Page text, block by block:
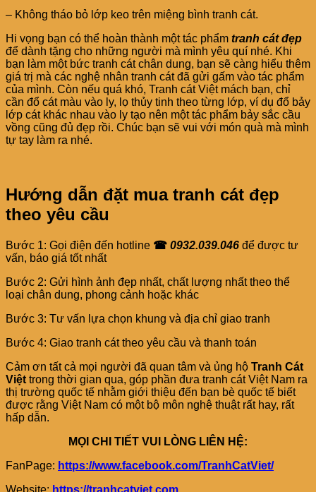
– Không tháo bỏ lớp keo trên miệng bình tranh cát.
Hi vọng bạn có thể hoàn thành một tác phẩm tranh cát đẹp
để dành tặng cho những người mà mình yêu quí nhé. Khi
bạn làm một bức tranh cát chân dung, bạn sẽ càng hiểu thêm
giá trị mà các nghệ nhân tranh cát đã gửi gấm vào tác phẩm
của mình. Còn nếu quá khó, Tranh cát Việt mách bạn, chỉ
cần đổ cát màu vào ly, lọ thủy tinh theo từng lớp, ví dụ đổ bảy
lớp cát khác nhau vào ly tạo nên một tác phẩm bảy sắc cầu
vồng cũng đủ đẹp rồi. Chúc bạn sẽ vui với món quà mà mình
tự tay làm ra nhé.
Hướng dẫn đặt mua tranh cát đẹp
theo yêu cầu
Bước 1: Gọi điện đến hotline ☎ 0932.039.046 để được tư
vấn, báo giá tốt nhất
Bước 2: Gửi hình ảnh đẹp nhất, chất lượng nhất theo thể
loại chân dung, phong cảnh hoặc khác
Bước 3: Tư vấn lựa chọn khung và địa chỉ giao tranh
Bước 4: Giao tranh cát theo yêu cầu và thanh toán
Cảm ơn tất cả mọi người đã quan tâm và ủng hộ Tranh Cát
Việt trong thời gian qua, góp phần đưa tranh cát Việt Nam ra
thị trường quốc tế nhằm giới thiệu đến bạn bè quốc tế biết
được rằng Việt Nam có một bộ môn nghệ thuật rất hay, rất
hấp dẫn.
MỌI CHI TIẾT VUI LÒNG LIÊN HỆ:
FanPage: https://www.facebook.com/TranhCatViet/